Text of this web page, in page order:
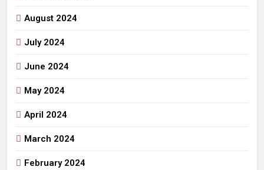
August 2024
July 2024
June 2024
May 2024
April 2024
March 2024
February 2024